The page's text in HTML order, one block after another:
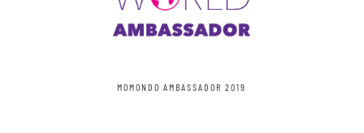
MOMONDO AMBASSADOR 2019